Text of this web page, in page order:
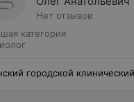
Нет отзывов
категория
городской клинический